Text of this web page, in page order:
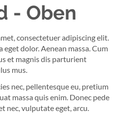
- Oben
consectetuer adipiscing elit.
eget dolor. Aenean massa. Cum
et magnis dis parturient
mus.
nec, pellentesque eu, pretium
massa quis enim. Donec pede
nec, vulputate eget, arcu.